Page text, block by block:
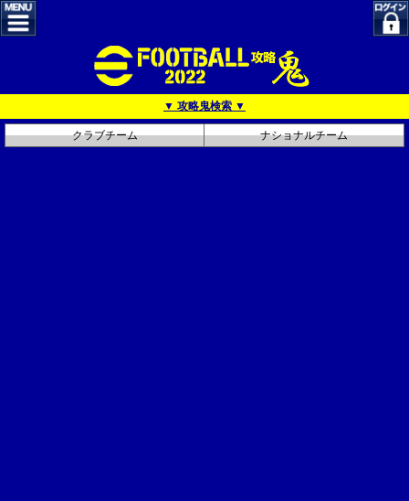
▼ 攻略鬼検索 ▼
クラブチーム ナショナルチーム